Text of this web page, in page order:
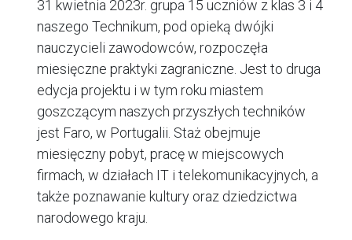
31 kwietnia 2023r. grupa 15 uczniów z klas 3 i 4
naszego Technikum, pod opieką dwójki
nauczycieli zawodowców, rozpoczęła
miesięczne praktyki zagraniczne. Jest to druga
edycja projektu i w tym roku miastem
goszczącym naszych przyszłych techników
jest Faro, w Portugalii. Staż obejmuje
miesięczny pobyt, pracę w miejscowych
firmach, w działach IT i telekomunikacyjnych, a
także poznawanie kultury oraz dziedzictwa
narodowego kraju.